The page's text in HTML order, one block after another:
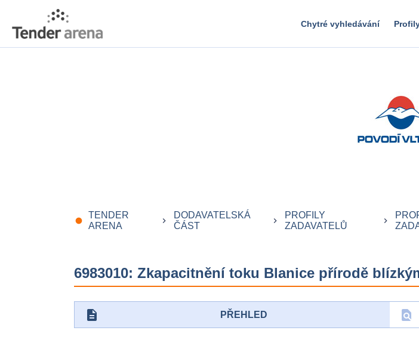
Chytré vyhledávání
fiber_manual_record
TENDER
ARENA
keyboard_arrow_right
DODAVATELSKÁ
ČÁST
keyboard_arrow_right
PROFILY
ZADAVATELŮ
keyboard_arrow_right
6983010: Zkapacitnění toku Blanice přírodě
description PŘEHLED find_in_page